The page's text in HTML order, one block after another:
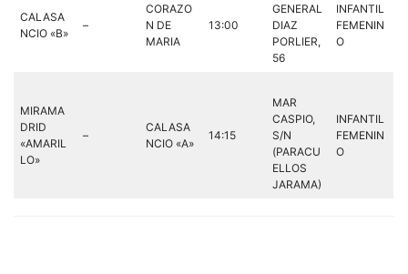
CALASA
NCIO «B»
–
CORAZO
N DE
MARIA
13:00
GENERAL
DIAZ
PORLIER,
56
INFANTIL
FEMENIN
O
MIRAMA
DRID
«AMARIL
LO»
–
CALASA
NCIO «A»
14:15
MAR
CASPIO,
S/N
(PARACU
ELLOS
JARAMA)
INFANTIL
FEMENIN
O